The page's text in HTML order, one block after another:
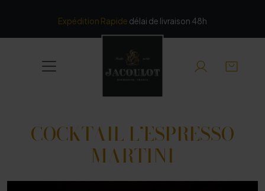
Expédition Rapide délai de livraison 48h
COCKTAIL L’ESPRESSO
MARTINI